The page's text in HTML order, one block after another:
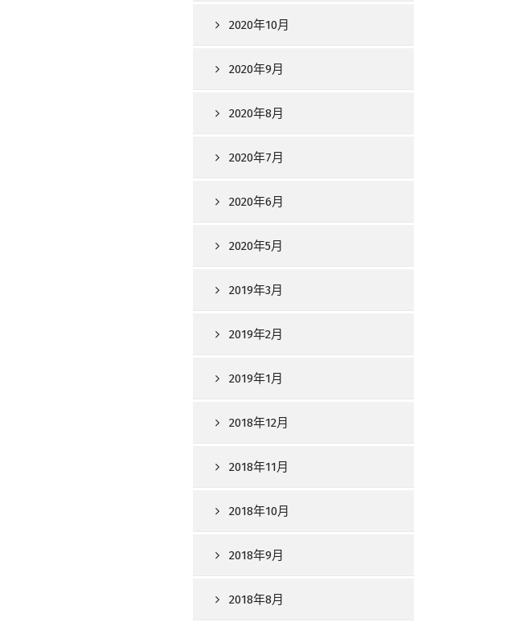
2020年10月
2020年9月
2020年8月
2020年7月
2020年6月
2020年5月
2019年3月
2019年2月
2019年1月
2018年12月
2018年11月
2018年10月
2018年9月
2018年8月